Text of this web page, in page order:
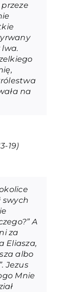
lwa.
na
19)
swych
A
za
Eliasza,
albo
Jezus
Mnie